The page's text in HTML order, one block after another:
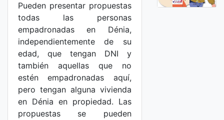
Pueden presentar propuestas
todas las personas
empadronadas en Dénia,
independientemente de su
edad, que tengan DNI y
también aquellas que no
estén empadronadas aquí,
pero tengan alguna vivienda
en Dénia en propiedad. Las
propuestas se pueden